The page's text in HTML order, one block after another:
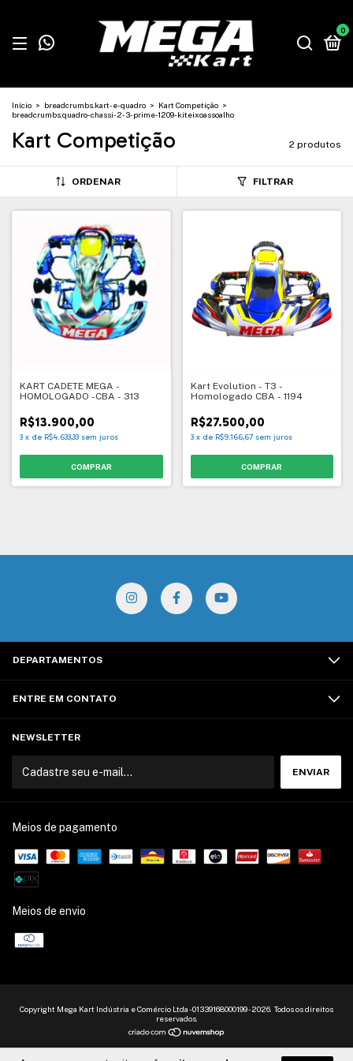
0
Início > breadcrumbs.kart-e-quadro > Kart Competição >
breadcrumbs.quadro-chassi-2-3-prime-1209-kiteixoassoalho
Kart Competição 2 produtos
ORDENAR FILTRAR
KART CADETE MEGA -
HOMOLOGADO -CBA - 313
R$13.900,00
3 x de R$4.633,33 sem juros
Kart Evolution - T3 -
Homologado CBA - 1194
R$27.500,00
3 x de R$9.166,67 sem juros
DEPARTAMENTOS
ENTRE EM CONTATO
NEWSLETTER
Meios de pagamento
Meios de envio
Copyright Mega Kart Indústria e Comércio Ltda - 01339168000199 - 2026. Todos os direitos
reservados.